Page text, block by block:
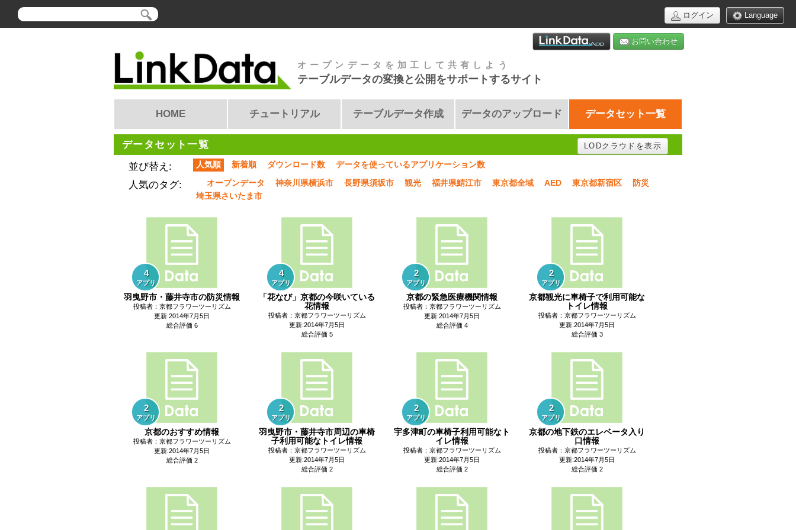
Language
ログイン
お問い合わせ
オープンデータを加工して共有しよう
テーブルデータの変換と公開をサポートするサイト
HOME チュートリアル テーブルデータ作成 データのアップロード データセット一覧
データセット一覧 LODクラウドを表示
並び替え: 人気順 新着順 ダウンロード数 データを使っているアプリケーション数
人気のタグ: オープンデータ 神奈川県横浜市 長野県須坂市 観光 福井県鯖江市 東京都全域 AED 東京都新宿区
防災
埼玉県さいたま市
4
アプリ
羽曳野市・藤井寺市の防災情報
投稿者：京都フラワーツーリズム
更新:2014年7月5日
総合評価 6
4
アプリ
「花なび」京都の今咲いている
花情報
投稿者：京都フラワーツーリズム
更新:2014年7月5日
総合評価 5
2
アプリ
京都の緊急医療機関情報
投稿者：京都フラワーツーリズム
更新:2014年7月5日
総合評価 4
2
アプリ
京都観光に車椅子で利用可能な
トイレ情報
投稿者：京都フラワーツーリズム
更新:2014年7月5日
総合評価 3
2
アプリ
京都のおすすめ情報
投稿者：京都フラワーツーリズム
更新:2014年7月5日
総合評価 2
2
アプリ
羽曳野市・藤井寺市周辺の車椅
子利用可能なトイレ情報
投稿者：京都フラワーツーリズム
更新:2014年7月5日
総合評価 2
2
アプリ
宇多津町の車椅子利用可能なト
イレ情報
投稿者：京都フラワーツーリズム
更新:2014年7月5日
総合評価 2
2
アプリ
京都の地下鉄のエレベータ入り
口情報
投稿者：京都フラワーツーリズム
更新:2014年7月5日
総合評価 2